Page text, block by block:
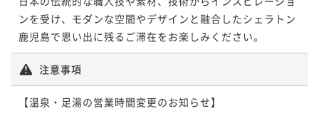
ンを受け、モダンな空間やデザインと融合したシェラトン
鹿児島で思い出に残るご滞在をお楽しみください。
注意事項
【温泉・足湯の営業時間変更のお知らせ】